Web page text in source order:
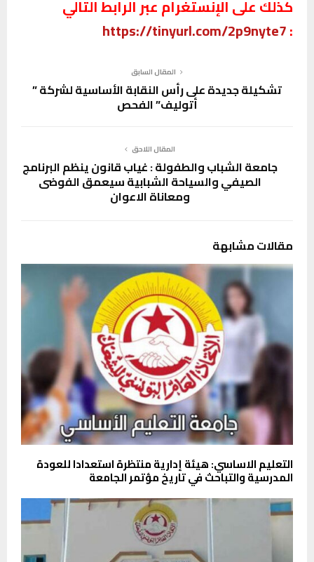
كذلك على الإنستغرام عبر الرابط التالي
:
https://tinyurl.com/2p9nyte7
المقال السابق
تشكيلة جديدة على رأس النقابة الأساسية لشركة ”
أتوليف” الفحص
المقال اللاحق
جامعة الشباب والطفولة : غياب قانون ينظم البرنامج
الصيفي والسياحة الشبابية سيعمق الفوضى
ومعاناة الاعوان
مقالات مشابهة
التعليم الاساسي: هيئة إدارية منتظرة استعدادا للعودة
المدرسية والتباحث في تاريخ مؤتمر الجامعة